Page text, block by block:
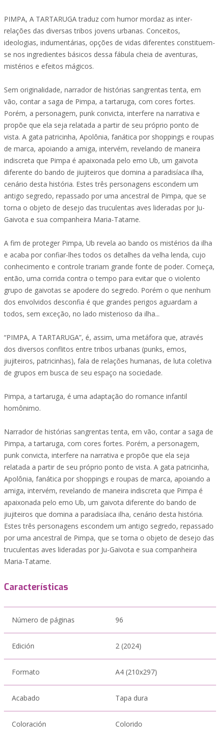
PIMPA, A TARTARUGA traduz com humor mordaz as inter-
relações das diversas tribos jovens urbanas. Conceitos,
ideologias, indumentárias, opções de vidas diferentes constituem-
se nos ingredientes básicos dessa fábula cheia de aventuras,
mistérios e efeitos mágicos.
Sem originalidade, narrador de histórias sangrentas tenta, em
vão, contar a saga de Pimpa, a tartaruga, com cores fortes.
Porém, a personagem, punk convicta, interfere na narrativa e
propõe que ela seja relatada a partir de seu próprio ponto de
vista. A gata patricinha, Apolônia, fanática por shoppings e roupas
de marca, apoiando a amiga, intervém, revelando de maneira
indiscreta que Pimpa é apaixonada pelo emo Ub, um gaivota
diferente do bando de jiujiteiros que domina a paradisíaca ilha,
cenário desta história. Estes três personagens escondem um
antigo segredo, repassado por uma ancestral de Pimpa, que se
torna o objeto de desejo das truculentas aves lideradas por Ju-
Gaivota e sua companheira Maria-Tatame.
A fim de proteger Pimpa, Ub revela ao bando os mistérios da ilha
e acaba por confiar-lhes todos os detalhes da velha lenda, cujo
conhecimento e controle trariam grande fonte de poder. Começa,
então, uma corrida contra o tempo para evitar que o violento
grupo de gaivotas se apodere do segredo. Porém o que nenhum
dos envolvidos desconfia é que grandes perigos aguardam a
todos, sem exceção, no lado misterioso da ilha...
“PIMPA, A TARTARUGA”, é, assim, uma metáfora que, através
dos diversos conflitos entre tribos urbanas (punks, emos,
jiujiteiros, patricinhas), fala de relações humanas, de luta coletiva
de grupos em busca de seu espaço na sociedade.
Pimpa, a tartaruga, é uma adaptação do romance infantil
homônimo.
Narrador de histórias sangrentas tenta, em vão, contar a saga de
Pimpa, a tartaruga, com cores fortes. Porém, a personagem,
punk convicta, interfere na narrativa e propõe que ela seja
relatada a partir de seu próprio ponto de vista. A gata patricinha,
Apolônia, fanática por shoppings e roupas de marca, apoiando a
amiga, intervém, revelando de maneira indiscreta que Pimpa é
apaixonada pelo emo Ub, um gaivota diferente do bando de
jiujiteiros que domina a paradisíaca ilha, cenário desta história.
Estes três personagens escondem um antigo segredo, repassado
por uma ancestral de Pimpa, que se torna o objeto de desejo das
truculentas aves lideradas por Ju-Gaivota e sua companheira
Maria-Tatame.
Características
Número de páginas 96
Edición 2 (2024)
Formato A4 (210x297)
Acabado Tapa dura
Coloración Colorido